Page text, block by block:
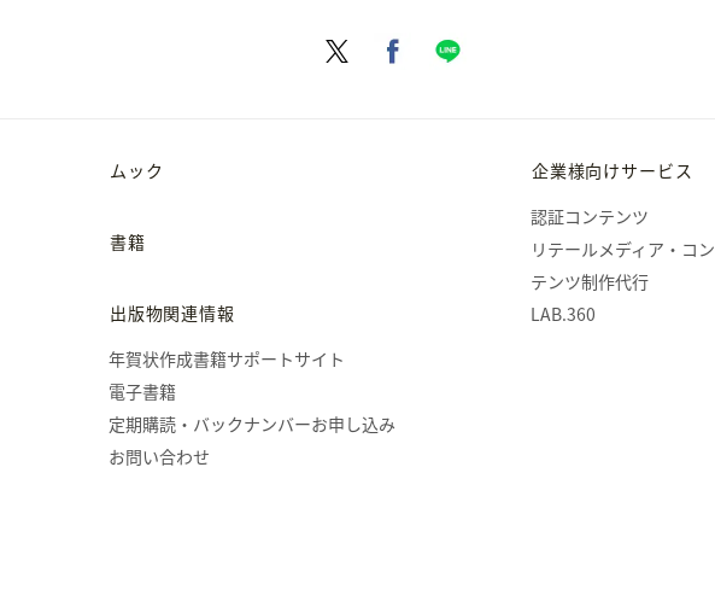
ムック
書籍
出版物関連情報
年賀状作成書籍サポートサイト
電子書籍
定期購読・バックナンバーお申し込み
お問い合わせ
企業様向けサービス
認証コンテンツ
リテールメディア・コン
テンツ制作代行
LAB.360